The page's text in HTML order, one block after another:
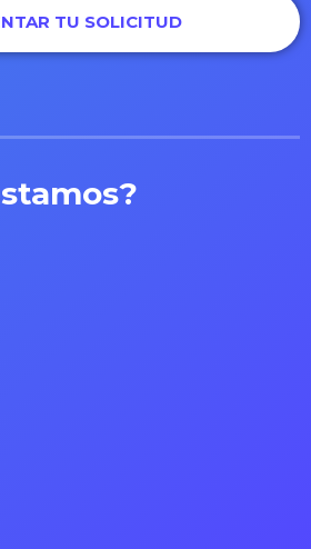
TU SOLICITUD